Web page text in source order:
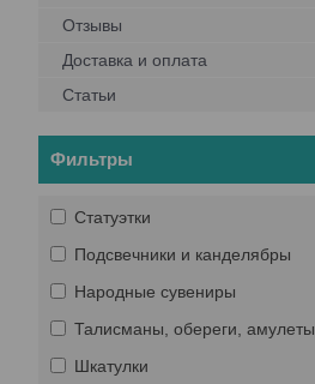
Отзывы
Доставка и оплата
Статьи
Фильтры
Статуэтки
Подсвечники и канделябры
Народные сувениры
Талисманы, обереги, амулеты
Шкатулки